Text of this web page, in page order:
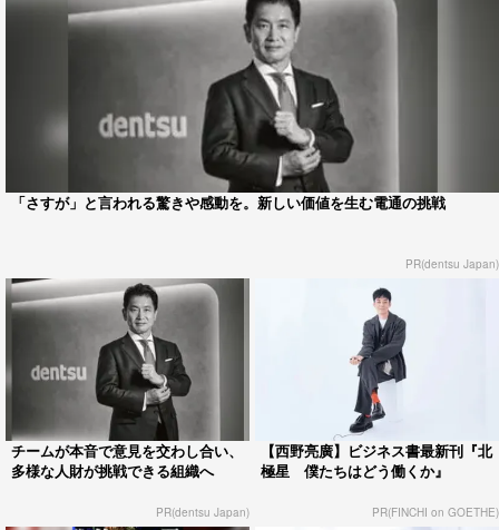
「さすが」と言われる驚きや感動を。新しい価値を生む電通の挑戦
PR(dentsu Japan)
チームが本音で意見を交わし合い、
多様な人財が挑戦できる組織へ
PR(dentsu Japan)
【西野亮廣】ビジネス書最新刊『北
極星 僕たちはどう働くか』
PR(FINCHI on GOETHE)